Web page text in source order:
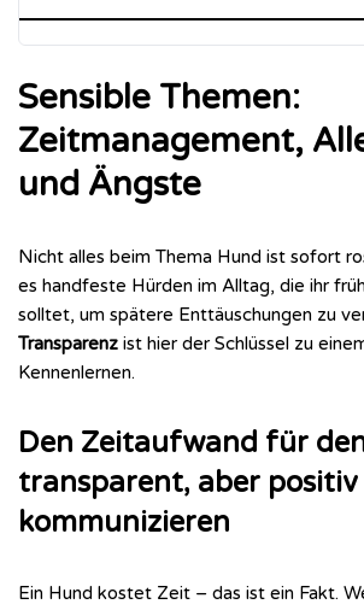
Sensible Themen:
Zeitmanagement,
und Ängste
Nicht alles beim Thema Hund ist sofort
es handfeste Hürden im Alltag, die ihr
solltet, um spätere Enttäuschungen zu
Transparenz ist hier der Schlüssel zu
Kennenlernen.
Den Zeitaufwand für
transparent, aber positiv
kommunizieren
Ein Hund kostet Zeit – das ist ein Fakt.